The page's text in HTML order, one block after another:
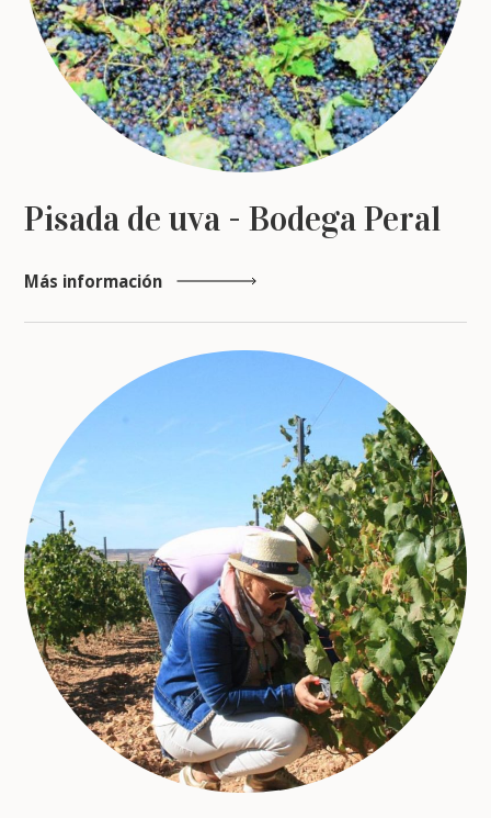
Pisada de uva - Bodega Peral
Más información